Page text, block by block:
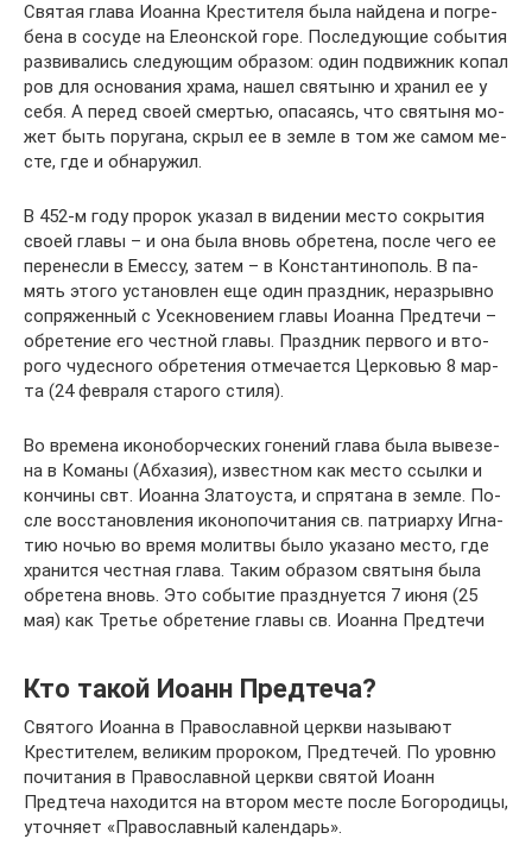
Свя­тая гла­ва Иоан­на Кре­сти­те­ля бы­ла най­де­на и по­гре­
бе­на в со­су­де на Еле­он­ской го­ре. По­сле­ду­ю­щие со­бы­тия
раз­ви­ва­лись сле­ду­ю­щим об­ра­зом: один по­движ­ник ко­пал
ров для ос­но­ва­ния хра­ма, на­шел свя­ты­ню и хра­нил ее у
се­бя. А пе­ред сво­ей смер­тью, опа­са­ясь, что свя­ты­ня мо­
жет быть по­ру­га­на, скрыл ее в зем­ле в том же са­мом ме­
сте, где и об­на­ру­жил.
В 452-м го­ду про­рок ука­зал в ви­де­нии ме­сто со­кры­тия
сво­ей гла­вы – и она бы­ла вновь об­ре­те­на, по­сле че­го ее
пе­ре­нес­ли в Емес­су, за­тем – в Кон­стан­ти­но­поль. В па­
мять это­го уста­нов­лен еще один празд­ник, нераз­рыв­но
со­пря­жен­ный с Усек­но­ве­ни­ем гла­вы Иоан­на Пред­те­чи –
об­ре­те­ние его чест­ной гла­вы. Празд­ник пер­во­го и вто­
ро­го чу­дес­но­го об­ре­те­ния от­ме­ча­ет­ся Цер­ко­вью 8 мар­
та (24 фев­ра­ля ста­ро­го сти­ля).
Во вре­ме­на ико­но­бор­че­ских го­не­ний гла­ва бы­ла вы­ве­зе­
на в Ко­ма­ны (Аб­ха­зия), из­вест­ном как ме­сто ссыл­ки и
кон­чи­ны свт. Иоан­на Зла­то­уста, и спря­та­на в зем­ле. По­
сле вос­ста­нов­ле­ния ико­но­по­чи­та­ния св. пат­ри­ар­ху Иг­на­
тию но­чью во вре­мя мо­лит­вы бы­ло ука­за­но ме­сто, где
хра­нит­ся чест­ная гла­ва. Та­ким об­ра­зом свя­ты­ня бы­ла
об­ре­те­на вновь. Это со­бы­тие празд­ну­ет­ся 7 июня (25
мая) как Тре­тье об­ре­те­ние гла­вы св. Иоан­на Пред­те­чи
Кто такой Иоанн Предтеча?
Святого Иоанна в Православной церкви называют
Крестителем, великим пророком, Предтечей. По уровню
почитания в Православной церкви святой Иоанн
Предтеча находится на втором месте после Богородицы,
уточняет «Православный календарь».